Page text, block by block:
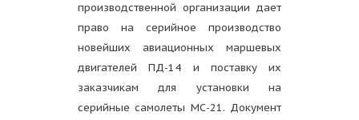
производственной организации дает
право на серийное производство
новейших авиационных маршевых
двигателей ПД-14 и поставку их
заказчикам для установки на
серийные самолеты МС-21. Документ